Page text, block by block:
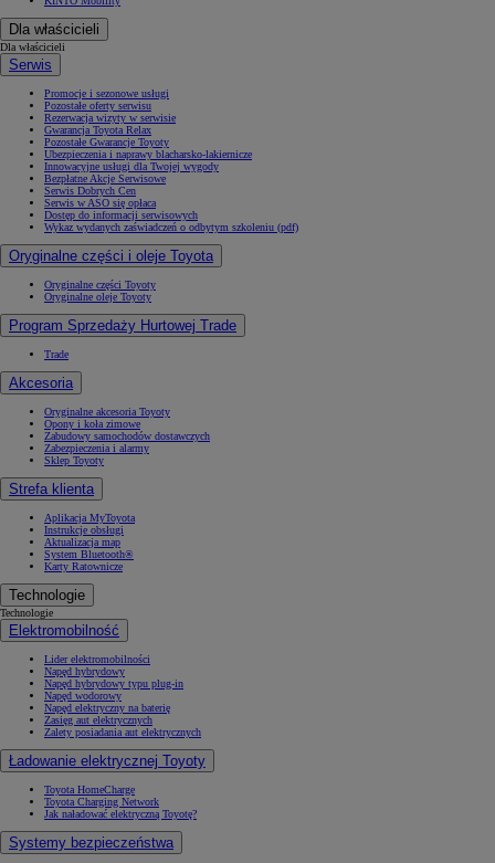
Dla właścicieli
Dla właścicieli
Serwis
Promocje i sezonowe usługi
Pozostałe oferty serwisu
Rezerwacja wizyty w serwisie
Gwarancja Toyota Relax
Pozostałe Gwarancje Toyoty
Ubezpieczenia i naprawy blacharsko-lakiernicze
Innowacyjne usługi dla Twojej wygody
Bezpłatne Akcje Serwisowe
Serwis Dobrych Cen
Serwis w ASO się opłaca
Dostęp do informacji serwisowych
Wykaz wydanych zaświadczeń o odbytym szkoleniu (pdf)
Oryginalne części i oleje Toyota
Oryginalne części Toyoty
Oryginalne oleje Toyoty
Program Sprzedaży Hurtowej Trade
Trade
Akcesoria
Oryginalne akcesoria Toyoty
Opony i koła zimowe
Zabudowy samochodów dostawczych
Zabezpieczenia i alarmy
Sklep Toyoty
Strefa klienta
Aplikacja MyToyota
Instrukcje obsługi
Aktualizacja map
System Bluetooth®
Karty Ratownicze
Technologie
Technologie
Elektromobilność
Lider elektromobilności
Napęd hybrydowy
Napęd hybrydowy typu plug-in
Napęd wodorowy
Napęd elektryczny na baterię
Zasięg aut elektrycznych
Zalety posiadania aut elektrycznych
Ładowanie elektrycznej Toyoty
Toyota HomeCharge
Toyota Charging Network
Jak naładować elektryczną Toyotę?
Systemy bezpieczeństwa